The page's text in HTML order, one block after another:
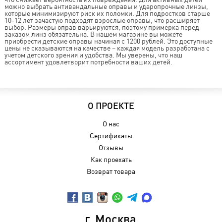
можно выбрать антивандальные оправы и ударопрочные линзы,
которые минимизируют риск их поломки. Для подростков старше
10-12 лет зачастую подходят взрослые оправы, что расширяет
выбор. Размеры оправ варьируются, поэтому примерка перед
заказом линз обязательна. В нашем магазине вы можете
приобрести детские оправы начиная с 1200 рублей. Это доступные
цены не сказываются на качестве – каждая модель разработана с
учетом детского зрения и удобства. Мы уверены, что наш
ассортимент удовлетворит потребности ваших детей.
О ПРОЕКТЕ
О нас
Сертификаты
Отзывы
Как проехать
Возврат товара